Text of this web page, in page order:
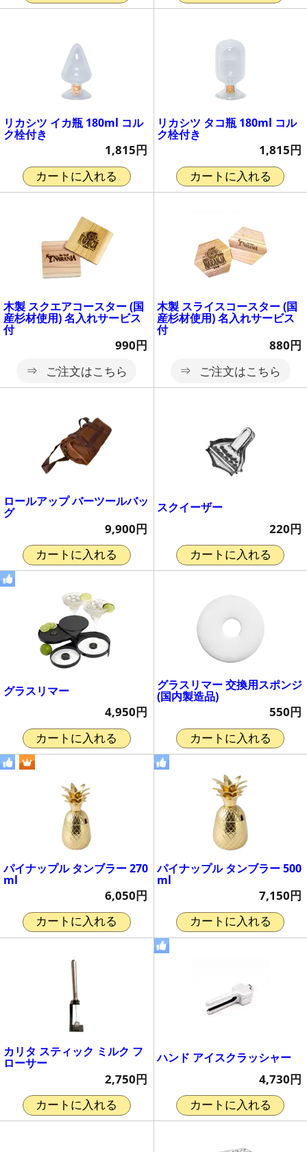
リカシツ イカ瓶 180ml コル
ク栓付き
1,815円
カートに入れる
リカシツ タコ瓶 180ml コル
ク栓付き
1,815円
カートに入れる
木製 スクエアコースター (国
産杉材使用) 名入れサービス
付
990円
ご注文はこちら
木製 スライスコースター (国
産杉材使用) 名入れサービス
付
880円
ご注文はこちら
ロールアップ バーツールバッ
グ
9,900円
カートに入れる
スクイーザー
220円
カートに入れる
グラスリマー
4,950円
カートに入れる
グラスリマー 交換用スポンジ
(国内製造品)
550円
カートに入れる
パイナップル タンブラー 270
ml
6,050円
カートに入れる
パイナップル タンブラー 500
ml
7,150円
カートに入れる
カリタ スティック ミルク フ
ローサー
2,750円
カートに入れる
ハンド アイスクラッシャー
4,730円
カートに入れる